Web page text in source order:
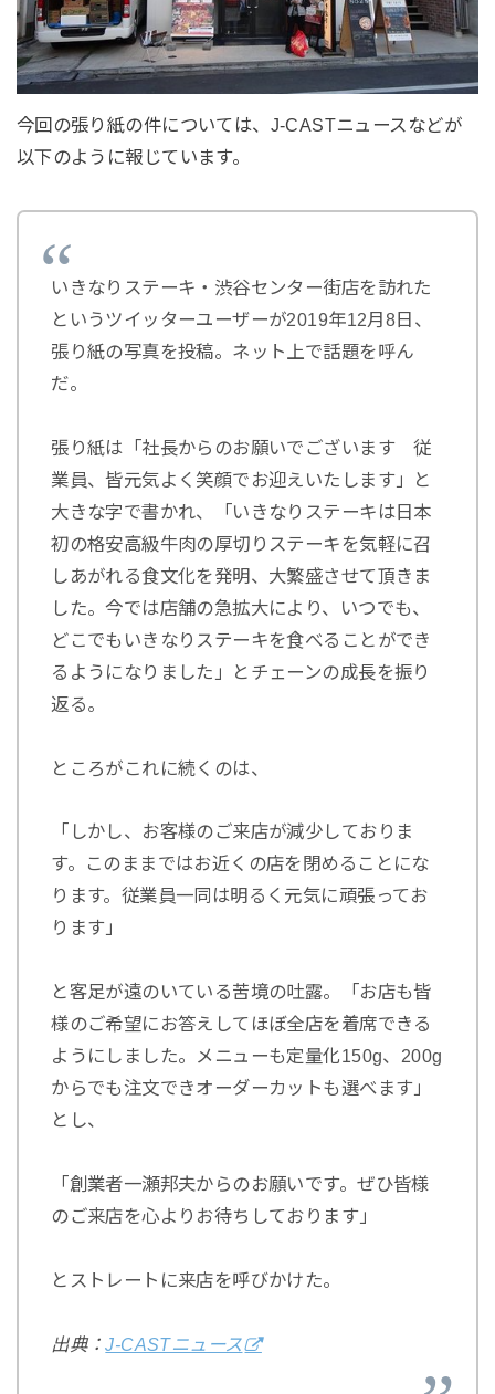
今回の張り紙の件については、J-CASTニュースなどが
以下のように報じています。
いきなりステーキ・渋谷センター街店を訪れた
というツイッターユーザーが2019年12月8日、
張り紙の写真を投稿。ネット上で話題を呼ん
だ。
張り紙は「社長からのお願いでございます 従
業員、皆元気よく笑顔でお迎えいたします」と
大きな字で書かれ、「いきなりステーキは日本
初の格安高級牛肉の厚切りステーキを気軽に召
しあがれる食文化を発明、大繁盛させて頂きま
した。今では店舗の急拡大により、いつでも、
どこでもいきなりステーキを食べることができ
るようになりました」とチェーンの成長を振り
返る。
ところがこれに続くのは、
「しかし、お客様のご来店が減少しておりま
す。このままではお近くの店を閉めることにな
ります。従業員一同は明るく元気に頑張ってお
ります」
と客足が遠のいている苦境の吐露。「お店も皆
様のご希望にお答えしてほぼ全店を着席できる
ようにしました。メニューも定量化150g、200g
からでも注文できオーダーカットも選べます」
とし、
「創業者一瀬邦夫からのお願いです。ぜひ皆様
のご来店を心よりお待ちしております」
とストレートに来店を呼びかけた。
出典：J-CASTニュース